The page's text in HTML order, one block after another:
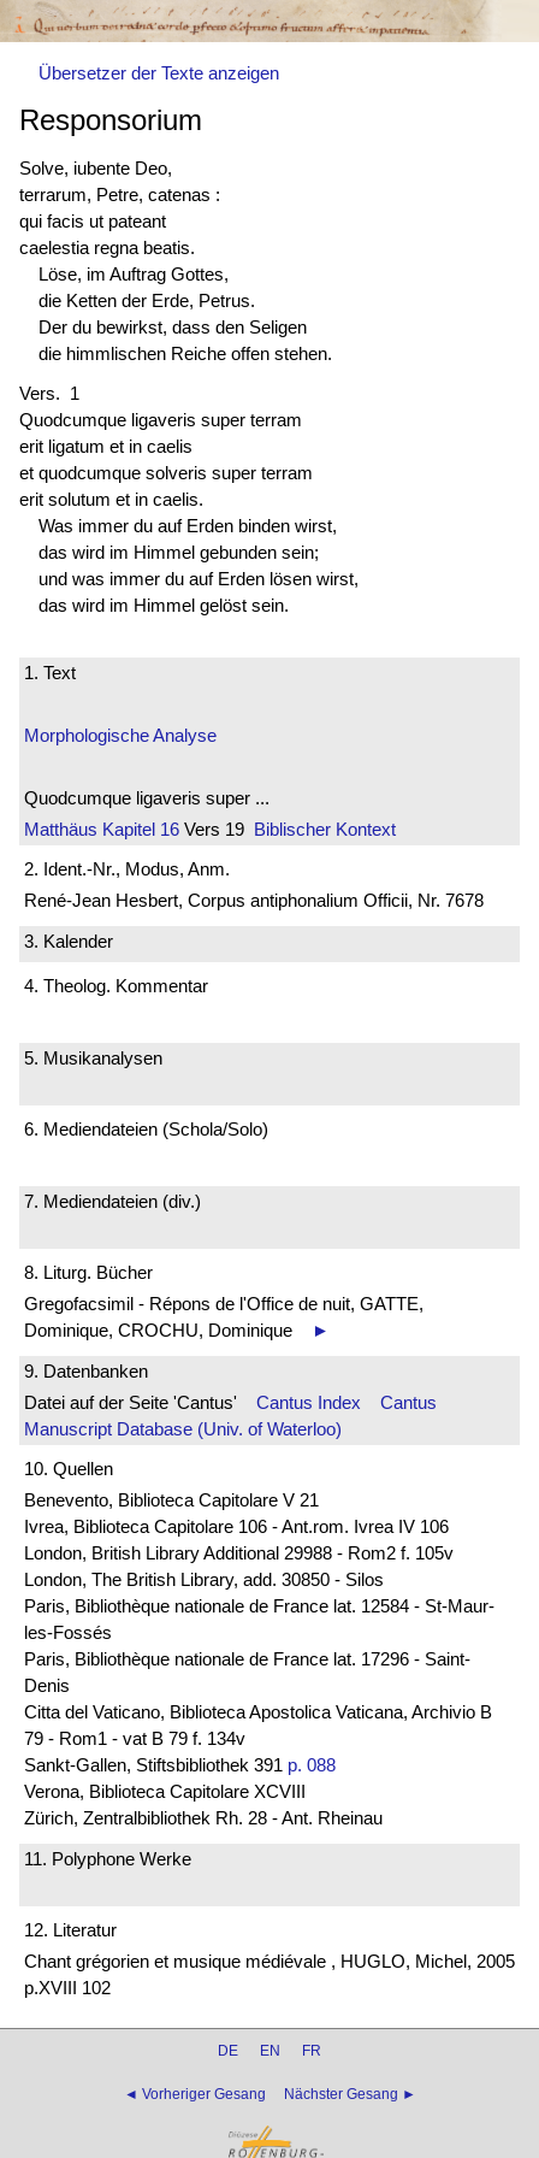
Übersetzer der Texte anzeigen
Responsorium
Solve, iubente Deo,
terrarum, Petre, catenas :
qui facis ut pateant
caelestia regna beatis.
Löse, im Auftrag Gottes,
die Ketten der Erde, Petrus.
Der du bewirkst, dass den Seligen
die himmlischen Reiche offen stehen.
Vers. 1
Quodcumque ligaveris super terram
erit ligatum et in caelis
et quodcumque solveris super terram
erit solutum et in caelis.
Was immer du auf Erden binden wirst,
das wird im Himmel gebunden sein;
und was immer du auf Erden lösen wirst,
das wird im Himmel gelöst sein.
1. Text
Morphologische Analyse
Quodcumque ligaveris super ...
Matthäus Kapitel 16 Vers 19 Biblischer Kontext
2. Ident.-Nr., Modus, Anm.
René-Jean Hesbert, Corpus antiphonalium Officii, Nr. 7678
3. Kalender
4. Theolog. Kommentar
5. Musikanalysen
6. Mediendateien (Schola/Solo)
7. Mediendateien (div.)
8. Liturg. Bücher
Gregofacsimil - Répons de l'Office de nuit, GATTE,
Dominique, CROCHU, Dominique
►
9. Datenbanken
Datei auf der Seite 'Cantus' Cantus Index
Cantus
Manuscript Database (Univ. of Waterloo)
10. Quellen
Benevento, Biblioteca Capitolare V 21
Ivrea, Biblioteca Capitolare 106 - Ant.rom. Ivrea IV 106
London, British Library Additional 29988 - Rom2 f. 105v
London, The British Library, add. 30850 - Silos
Paris, Bibliothèque nationale de France lat. 12584 - St-Maur-
les-Fossés
Paris, Bibliothèque nationale de France lat. 17296 - Saint-
Denis
Citta del Vaticano, Biblioteca Apostolica Vaticana, Archivio B
79 - Rom1 - vat B 79 f. 134v
Sankt-Gallen, Stiftsbibliothek 391 p. 088
Verona, Biblioteca Capitolare XCVIII
Zürich, Zentralbibliothek Rh. 28 - Ant. Rheinau
11. Polyphone Werke
12. Literatur
Chant grégorien et musique médiévale , HUGLO, Michel, 2005
p.XVIII 102
DE EN FR
◄ Vorheriger Gesang Nächster Gesang ►